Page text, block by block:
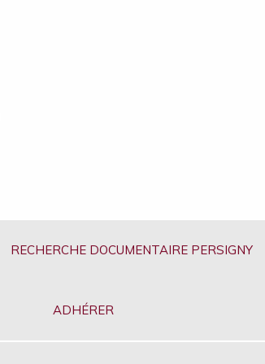
RECHERCHE DOCUMENTAIRE PERSIGNY
ADHÉRER